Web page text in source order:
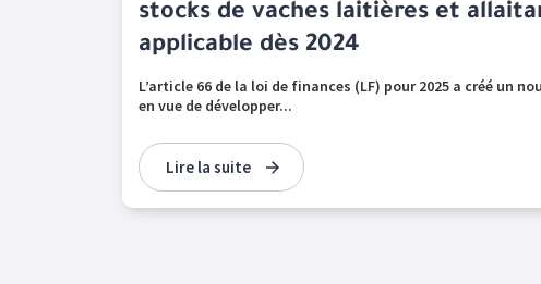
stocks de vaches laitières et
applicable dès 2024
L’article 66 de la loi de finances (LF) pour 2025 a créé un
en vue de développer...
Lire la suite